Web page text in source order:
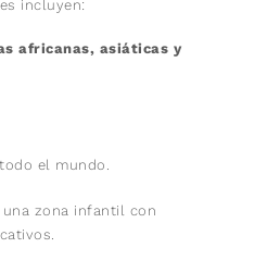
incluyen:
africanas, asiáticas y
el mundo.
zona infantil con